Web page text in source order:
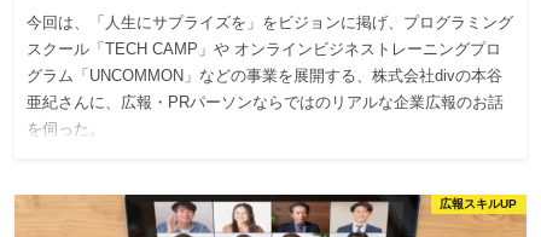
今回は、「人生にサプライズを」をビジョンに掲げ、プログラミング
スクール「TECH CAMP」や オンラインビジネストレーニングプロ
グラム「UNCOMMON」などの事業を展開する、株式会社divの本谷
亜紀さんに、広報・PRパーソンならではのリアルな企業広報のお話
を伺った。
広報スキルUP